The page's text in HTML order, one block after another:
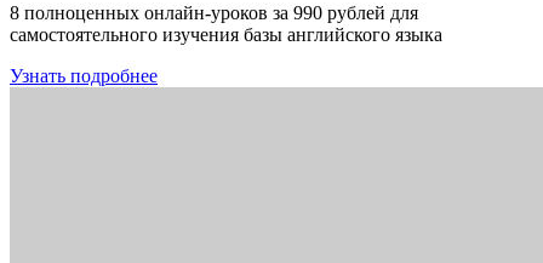
8 полноценных онлайн-уроков за 990 рублей для
самостоятельного изучения базы английского языка
Узнать подробнее